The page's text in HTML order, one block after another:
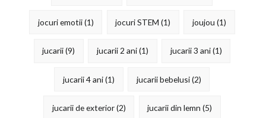
jocuri emotii(1) jocuri STEM (1) joujou (1)
jucarii(9) jucarii 2 ani(1) jucarii 3 ani(1)
jucarii 4 ani(1) jucarii bebelusi(2)
jucarii de exterior(2) jucarii din lemn (5)